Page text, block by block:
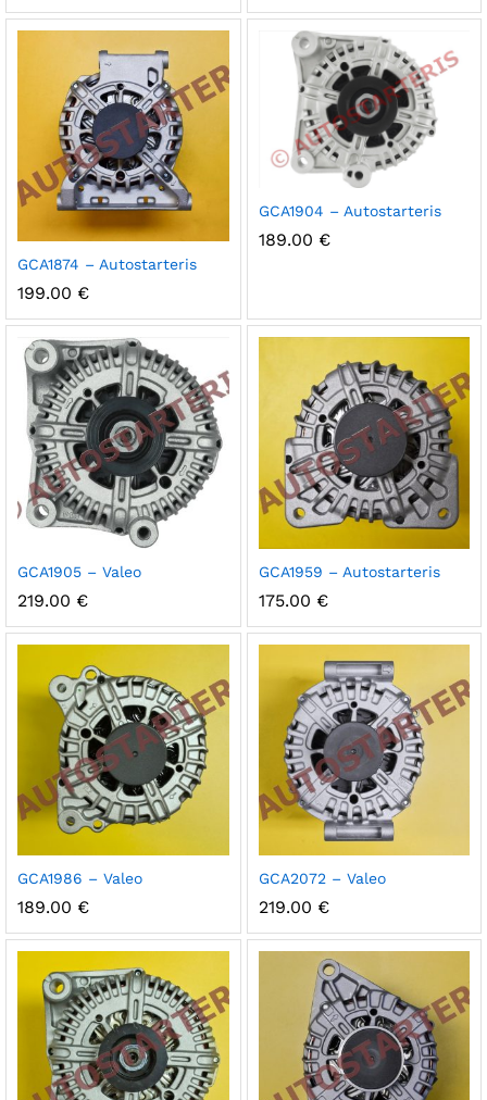
GCA1874 – Autostarteris
199.00 €
GCA1904 – Autostarteris
189.00 €
GCA1905 – Valeo
219.00 €
GCA1959 – Autostarteris
175.00 €
GCA1986 – Valeo
189.00 €
GCA2072 – Valeo
219.00 €